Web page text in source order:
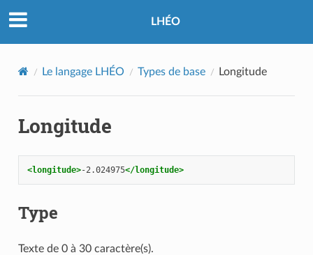
LHÉO
Le langage LHÉO Types de base Longitude
Longitude
<longitude>-2.024975</longitude>
Type
Texte de 0 à 30 caractère(s).